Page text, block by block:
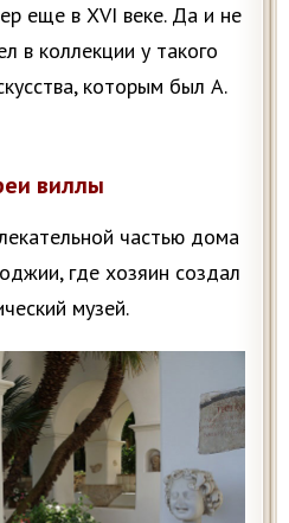
еще в XVI веке. Да и не
в коллекции у такого
которым был А.
виллы
частью дома
где хозяин создал
музей.